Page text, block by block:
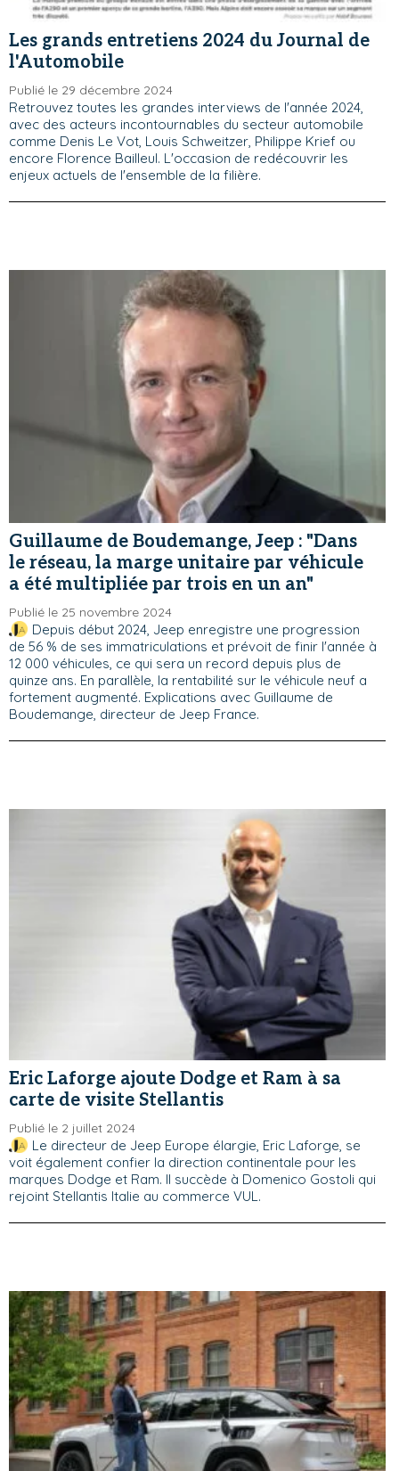
Les grands entretiens 2024 du Journal de
l'Automobile
Publié le 29 décembre 2024
Retrouvez toutes les grandes interviews de l'année 2024,
avec des acteurs incontournables du secteur automobile
comme Denis Le Vot, Louis Schweitzer, Philippe Krief ou
encore Florence Bailleul. L'occasion de redécouvrir les
enjeux actuels de l'ensemble de la filière.
Guillaume de Boudemange, Jeep : "Dans
le réseau, la marge unitaire par véhicule
a été multipliée par trois en un an"
Publié le 25 novembre 2024
Depuis début 2024, Jeep enregistre une progression
de 56 % de ses immatriculations et prévoit de finir l'année à
12 000 véhicules, ce qui sera un record depuis plus de
quinze ans. En parallèle, la rentabilité sur le véhicule neuf a
fortement augmenté. Explications avec Guillaume de
Boudemange, directeur de Jeep France.
Eric Laforge ajoute Dodge et Ram à sa
carte de visite Stellantis
Publié le 2 juillet 2024
Le directeur de Jeep Europe élargie, Eric Laforge, se
voit également confier la direction continentale pour les
marques Dodge et Ram. Il succède à Domenico Gostoli qui
rejoint Stellantis Italie au commerce VUL.